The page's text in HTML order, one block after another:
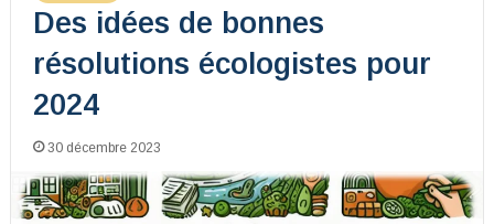
Des idées de bonnes
résolutions écologistes pour
2024
30 décembre 2023